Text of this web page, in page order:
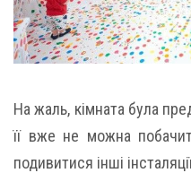
На жаль, кімната була
її вже не можна
подивитися інші